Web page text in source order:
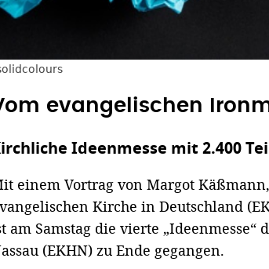
evangelischen
Ideenmesse mit 2.400
einem Vortrag von Margot
Kirche in Deutschland
am Samstag die vierte
(EKHN) zu Ende gegangen.